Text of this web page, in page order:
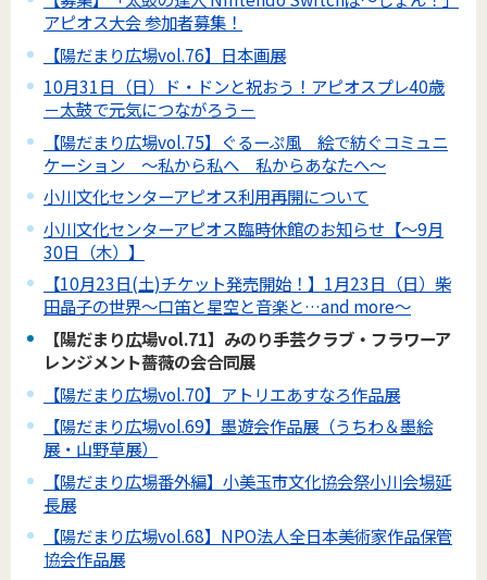
アピオス大会 参加者募集！
【陽だまり広場vol.76】日本画展
10月31日（日）ド・ドンと祝おう！アピオスプレ40歳
－太鼓で元気につながろう－
【陽だまり広場vol.75】ぐるーぷ風 絵で紡ぐコミュニ
ケーション ～私から私へ 私からあなたへ～
小川文化センターアピオス利用再開について
小川文化センターアピオス臨時休館のお知らせ【～9月
30日（木）】
【10月23日(土)チケット発売開始！】1月23日（日）柴
田晶子の世界～口笛と星空と音楽と…and more～
【陽だまり広場vol.71】みのり手芸クラブ・フラワーア
レンジメント薔薇の会合同展
【陽だまり広場vol.70】アトリエあすなろ作品展
【陽だまり広場vol.69】墨遊会作品展（うちわ＆墨絵
展・山野草展）
【陽だまり広場番外編】小美玉市文化協会祭小川会場延
長展
【陽だまり広場vol.68】NPO法人全日本美術家作品保管
協会作品展